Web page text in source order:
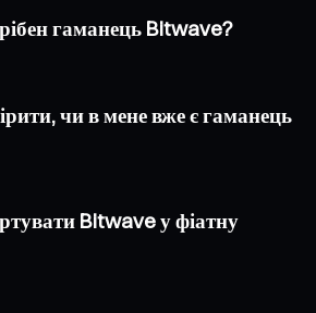
гаманець Bitwave?
чи в мене вже є гаманець
Bitwave у фіатну